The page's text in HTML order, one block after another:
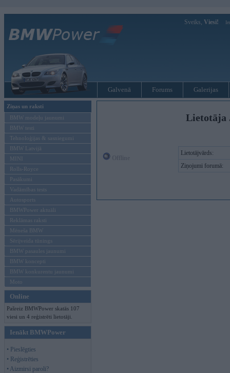
Sveiks, Viesi!
Galvenā Forums Galerijas
Ziņas un raksti
BMW modeļu jaunumi
BMW testi
Tehnoloģijas & sasniegumi
BMW Latvijā
MINI
Rolls-Royce
Pasākumi
Vadāmības tests
Autosports
BMWPower aktuāli
Reklāmas raksti
Mēneša BMW
Sērijveida tūnings
BMW pasaules jaunumi
BMW koncepti
BMW konkurentu jaunumi
Moto
Online
Pašreiz BMWPower skatās 107
viesi un 4 reģistrēti lietotāji.
Ienākt BMWPower
• Pieslēgties
• Reģistrēties
• Aizmirsi paroli?
Lietotāja
Lietotājvārds:
Ziņojumi forumā: